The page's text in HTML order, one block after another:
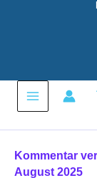
Main
Kommentar
August 2025